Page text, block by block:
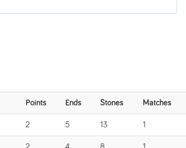
Points Ends Stones Matches
2 5 13 1